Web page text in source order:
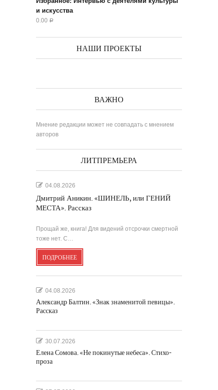
и искусства
0.00 Р
НАШИ ПРОЕКТЫ
ВАЖНО
Мнение редакции может не совпадать с мнением
авторов
ЛИТПРЕМЬЕРА
04.08.2026
Дмитрий Аникин. «ШИНЕЛЬ, или ГЕНИЙ
МЕСТА». Рассказ
Прощай же, книга! Для видений отсрочки смертной
тоже нет. С…
ПОДРОБНЕЕ
04.08.2026
Александр Балтин. «Знак знаменитой певицы».
Рассказ
30.07.2026
Елена Сомова. «Не покинутые небеса». Стихо-
проза